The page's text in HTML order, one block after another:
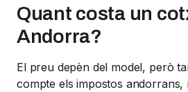
Quant costa un
Andorra?
El preu depèn del model, però
compte els impostos andorrans,